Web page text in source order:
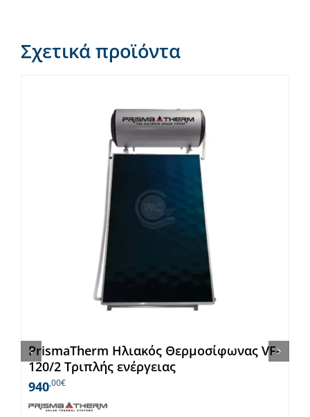
Σχετικά προϊόντα
PrismaTherm Ηλιακός Θερμοσίφωνας VF-
120/2 Τριπλής ενέργειας
940,00€